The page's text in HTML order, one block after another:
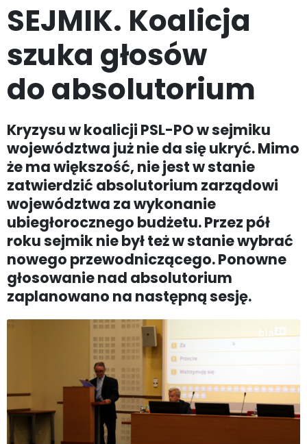
SEJMIK. Koalicja
szuka głosów
do absolutorium
Kryzysu w koalicji PSL-PO w sejmiku
województwa już nie da się ukryć. Mimo
że ma większość, nie jest w stanie
zatwierdzić absolutorium zarządowi
województwa za wykonanie
ubiegłorocznego budżetu. Przez pół
roku sejmik nie był też w stanie wybrać
nowego przewodniczącego. Ponowne
głosowanie nad absolutorium
zaplanowano na następną sesję.